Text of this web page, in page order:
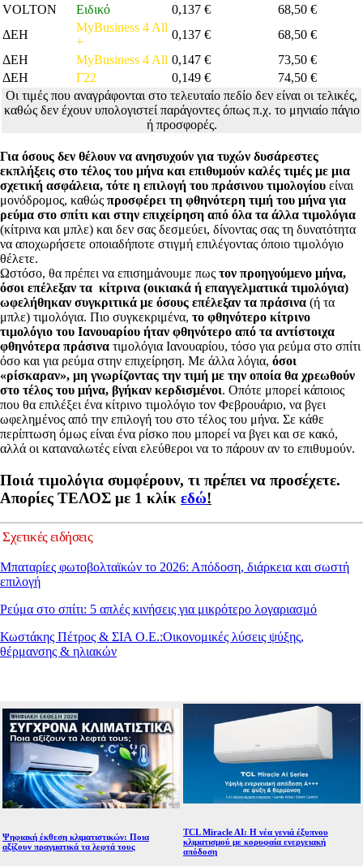
VOLTON
Ειδικό 0,137 €
68,50 €
ΔΕΗ
MyBusiness 4 All
+
0,137 €
68,50 €
ΔΕΗ
MyBusiness 4 All 0,147 €
73,50 €
ΔΕΗ
Γ22 0,149 €
74,50 €
Οι τιμές που αναγράφονται στο τελευταίο πεδίο δεν είναι οι τελικές,
καθώς δεν έχουν υπολογιστεί παράγοντες όπως π.χ. το μηνιαίο πάγιο
ή προσφορές.
Για όσους δεν θέλουν να ανησυχούν για τυχών δυσάρεστες
εκπλήξεις στο τέλος του μήνα και επιθυμούν καλές τιμές με μια
σχετική ασφάλεια, τότε η επιλογή του πράσινου τιμολογίου είναι
μονόδρομος, καθώς προσφέρει τη φθηνότερη τιμή του μήνα για
ρεύμα στο σπίτι και στην επιχείρηση από όλα τα άλλα τιμολόγια
(κίτρινα και μπλε) και δεν σας δεσμεύει, δίνοντας σας τη δυνατότητα
να αποχωρήσετε οποιαδήποτε στιγμή επιλέγοντας όποιο τιμολόγιο
θέλετε.
Ωστόσο, θα πρέπει να επισημάνουμε πως τον προηγούμενο μήνα,
όσοι επέλεξαν τα κίτρινα (οικιακά ή επαγγελματικά τιμολόγια)
ωφελήθηκαν συγκριτικά με όσους επέλεξαν τα πράσινα (ή τα
μπλε) τιμολόγια. Πιο συγκεκριμένα, το φθηνότερο κίτρινο
τιμολόγιο του Ιανουαρίου ήταν φθηνότερο από τα αντίστοιχα
φθηνότερα πράσινα τιμολόγια Ιανουαρίου, τόσο για ρεύμα στο σπίτι
όσο και για ρεύμα στην επιχείρηση. Με άλλα λόγια, όσοι
«ρίσκαραν», μη γνωρίζοντας την τιμή με την οποία θα χρεωθούν
στο τέλος του μήνα, βγήκαν κερδισμένοι. Οπότε μπορεί κάποιος
που θα επιλέξει ένα κίτρινο τιμολόγιο τον Φεβρουάριο, να βγει
ωφελημένος από την επιλογή του στο τέλος του μήνα. Σε κάθε
περίπτωση όμως είναι ένα ρίσκο που μπορεί να βγει και σε κακό,
αλλά οι καταναλωτές είναι ελεύθεροι να το πάρουν αν το επιθυμούν.
Ποιά τιμολόγια συμφέρουν, τι πρέπει να προσέχετε.
Απορίες ΤΕΛΟΣ με 1 κλίκ εδώ!
Σχετικές ειδήσεις
Μπαταρίες φωτοβολταϊκών το 2026: Απόδοση, διάρκεια και σωστή
επιλογή
Ρεύμα στο σπίτι: 5 απλές κινήσεις για μικρότερο λογαριασμό
Κωστάκης Πέτρος & ΣΙΑ Ο.Ε.:Οικονομικές λύσεις ψύξης,
θέρμανσης & ηλιακών
Ψηφιακή έκθεση κλιματιστικών: Ποια
αξίζουν πραγματικά τα λεφτά τους
TCL Miracle AI: Η νέα γενιά έξυπνου
κλιματισμού με κορυφαία ενεργειακή
απόδοση